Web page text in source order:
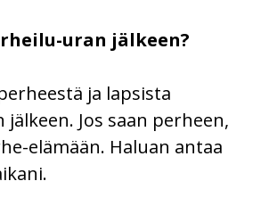
uran jälkeen?
ja lapsista
Jos saan perheen,
elämään. Haluan antaa